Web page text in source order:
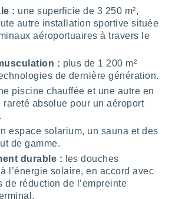
: une superficie de 3 250 m²,
autre installation sportive située
aéroportuaires à travers le
: plus de 1 200 m²
de dernière génération.
piscine chauffée et une autre en
rareté absolue pour un aéroport
espace solarium, un sauna et des
de gamme.
durable : les douches
l’énergie solaire, en accord avec
de réduction de l’empreinte